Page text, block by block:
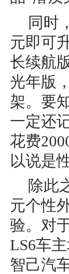
同时
元即可
长续航
光年版
架。要
一定还
花费
以说是
除此
元个性
验。对
LS6车
智己汽